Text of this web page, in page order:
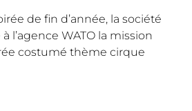
de fin d’année, la société
l’agence WATO la mission
costumé thème cirque